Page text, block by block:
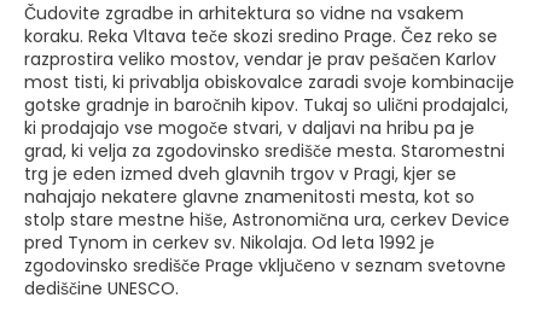
Čudovite zgradbe in arhitektura so vidne na vsakem
koraku. Reka Vltava teče skozi sredino Prage. Čez reko se
razprostira veliko mostov, vendar je prav pešačen Karlov
most tisti, ki privablja obiskovalce zaradi svoje kombinacije
gotske gradnje in baročnih kipov. Tukaj so ulični prodajalci,
ki prodajajo vse mogoče stvari, v daljavi na hribu pa je
grad, ki velja za zgodovinsko središče mesta. Staromestni
trg je eden izmed dveh glavnih trgov v Pragi, kjer se
nahajajo nekatere glavne znamenitosti mesta, kot so
stolp stare mestne hiše, Astronomična ura, cerkev Device
pred Tynom in cerkev sv. Nikolaja. Od leta 1992 je
zgodovinsko središče Prage vključeno v seznam svetovne
dediščine UNESCO.